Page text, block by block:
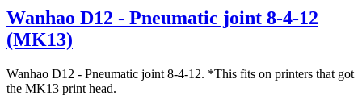
Wanhao D12 - Pneumatic joint 8-4-12
(MK13)
Wanhao D12 - Pneumatic joint 8-4-12. *This fits on printers that got
the MK13 print head.